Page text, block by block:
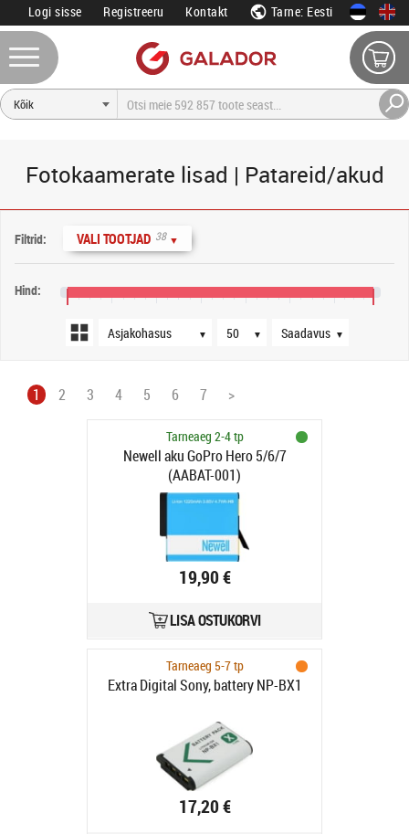
Logi sisse Registreeru Kontakt Tarne: Eesti
Fotokaamerate lisad | Patareid/akud
Filtrid: VALI TOOTJAD 38 ▼
Hind:
▼
Järjestus
▼
Tooteid lehel
▼
Saadavus
1 2 3 4 5 6 7 >
Tarneaeg 2-4 tp
Newell aku GoPro Hero 5/6/7
(AABAT-001)
19,90 €
LISA OSTUKORVI
Tarneaeg 5-7 tp
Extra Digital Sony, battery NP-BX1
17,20 €